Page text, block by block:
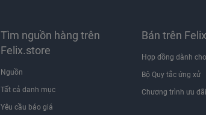
Tìm nguồn hàng trên
Felix.store
Nguồn
Tất cả danh mục
Yêu cầu báo giá
Bán trên
Hợp đồng dành
Bộ Quy tắc ứng xử
Chương trình ưu đãi